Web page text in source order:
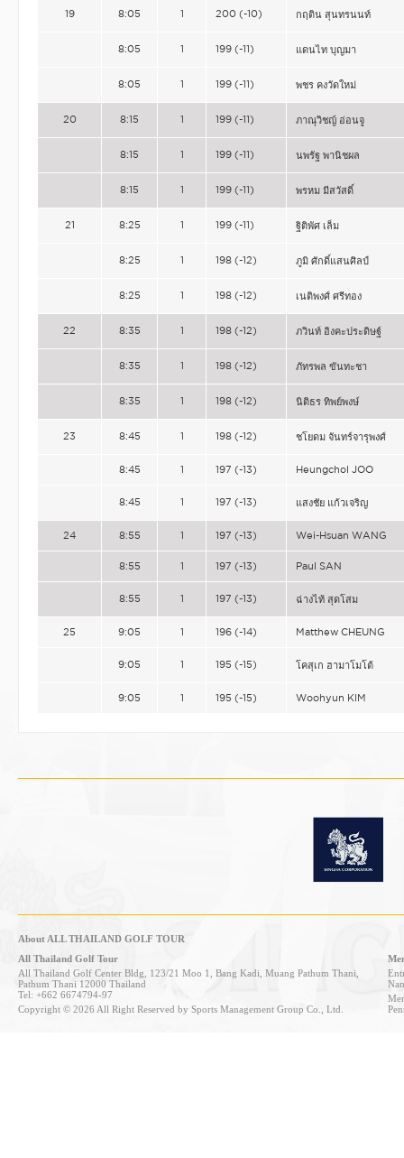
19 8:05 1 200 (-10) กฤติน สุนทรนนท์
8:05 1 199 (-11) แดนไท บุญมา
8:05 1 199 (-11) พชร คงวัดใหม่
20 8:15 1 199 (-11) ภาณุวิชญ์ อ่อนจู
8:15 1 199 (-11) นพรัฐ พานิชผล
8:15 1 199 (-11) พรหม มีสวัสดิ์
21 8:25 1 199 (-11) ฐิติพัศ เล็ม
8:25 1 198 (-12) ภูมิ ศักดิ์แสนศิลป์
8:25 1 198 (-12) เนติพงศ์ ศรีทอง
22 8:35 1 198 (-12) ภวินท์ อิงคะประดิษฐ์
8:35 1 198 (-12) ภัทรพล ขันทะชา
8:35 1 198 (-12) นิติธร ทิพย์พงษ์
23 8:45 1 198 (-12) ชโยดม จันทร์จารุพงศ์
8:45 1 197 (-13) Heungchol JOO
8:45 1 197 (-13) แสงชัย แก้วเจริญ
24 8:55 1 197 (-13) Wei-Hsuan WANG
8:55 1 197 (-13) Paul SAN
8:55 1 197 (-13) ฉ่างไท้ สุดโสม
25 9:05 1 196 (-14) Matthew CHEUNG
9:05 1 195 (-15) โคสุเก ฮามาโมโต้
9:05 1 195 (-15) Woohyun KIM
About ALL THAILAND GOLF TOUR
All Thailand Golf Tour
All Thailand Golf Center Bldg, 123/21 Moo 1, Bang Kadi, Muang Pathum Thani,
Pathum Thani 12000 Thailand
Tel: +662 6674794-97
Copyright © 2026 All Right Reserved by Sports Management Group Co., Ltd.